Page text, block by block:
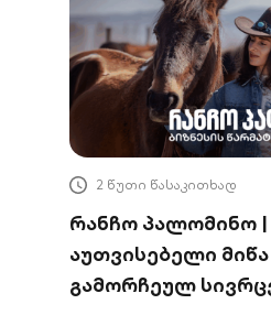
2 წუთი წასაკითხად
რანჩო პალომინო
აუთვისებელი
გამორჩეულ